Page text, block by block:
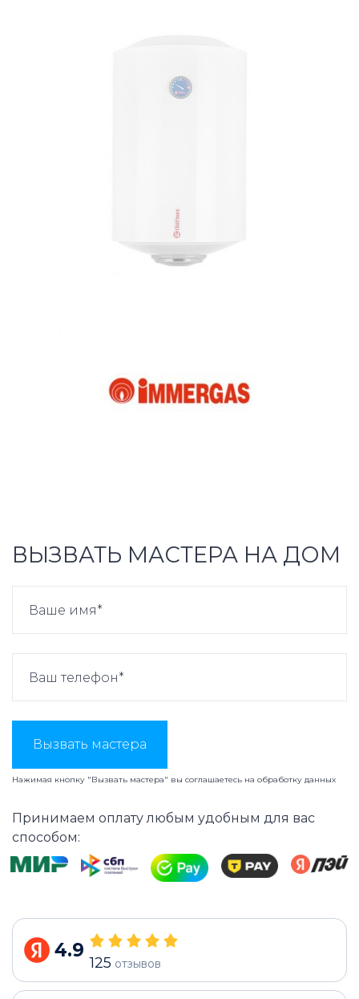
ВЫЗВАТЬ МАСТЕРА НА ДОМ
Вызвать мастера
Нажимая кнопку "Вызвать мастера" вы соглашаетесь на обработку данных
Принимаем оплату любым удобным для вас
способом:
4.9
125 отзывов